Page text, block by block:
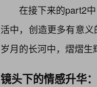
在接下来的part2
活中，创造更多有意
岁月的长河中，熠熠生
镜头下的情感升华